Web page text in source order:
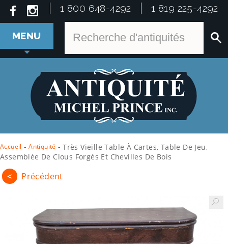
1 800 648-4292 1 819 225-4292
MENU
Accueil - Antiquité - Très Vieille Table À Cartes, Table De Jeu,
Assemblée De Clous Forgés Et Chevilles De Bois
< Précédent